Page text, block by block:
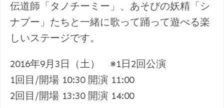
伝道師「タノチーミー」、あそびの妖精「シ
ナプー」たちと一緒に歌って踊って遊べる楽
しいステージです。
2016年9月3日（土） ※1日2回公演
1回目/開場 10:30 開演 11:00
2回目/開場 13:30 開演 14:00